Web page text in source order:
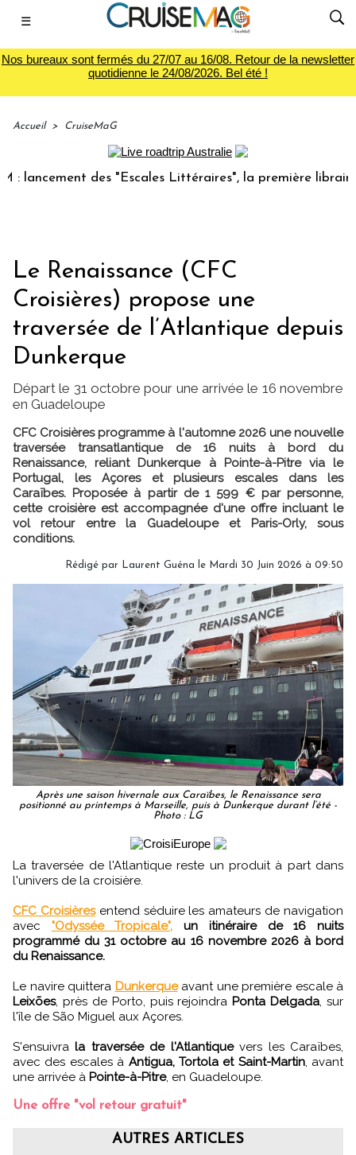
☰
Nos bureaux sont fermés du 27/07 au 16/08. Retour de la newsletter
quotidienne le 24/08/2026. Bel été !
Accueil > CruiseMaG
des "Escales Littéraires", la première librairie du
Le Renaissance (CFC
Croisières) propose une
traversée de l’Atlantique depuis
Dunkerque
Départ le 31 octobre pour une arrivée le 16 novembre
en Guadeloupe
CFC Croisières programme à l'automne 2026 une nouvelle
traversée transatlantique de 16 nuits à bord du
Renaissance, reliant Dunkerque à Pointe-à-Pitre via le
Portugal, les Açores et plusieurs escales dans les
Caraïbes. Proposée à partir de 1 599 € par personne,
cette croisière est accompagnée d'une offre incluant le
vol retour entre la Guadeloupe et Paris-Orly, sous
conditions.
Rédigé par Laurent Guéna le Mardi 30 Juin 2026 à 09:50
Après une saison hivernale aux Caraïbes, le Renaissance sera
positionné au printemps à Marseille, puis à Dunkerque durant l’été -
Photo : LG
La traversée de l'Atlantique reste un produit à part dans
l'univers de la croisière.
CFC Croisièresentend séduire les amateurs de navigation
avec "Odyssée Tropicale",
un itinéraire de 16 nuits
programmé du 31 octobre au 16 novembre 2026 à bord
du Renaissance.
Le navire quittera Dunkerqueavant une première escale à
Leixões, près de Porto, puis rejoindra Ponta Delgada , sur
l'île de São Miguel aux Açores.
S'ensuivra la traversée de l'Atlantiquevers les Caraïbes,
avec des escales à Antigua, Tortola et Saint-Martin, avant
une arrivée à Pointe-à-Pitre, en Guadeloupe.
Une offre "vol retour gratuit"
AUTRES ARTICLES